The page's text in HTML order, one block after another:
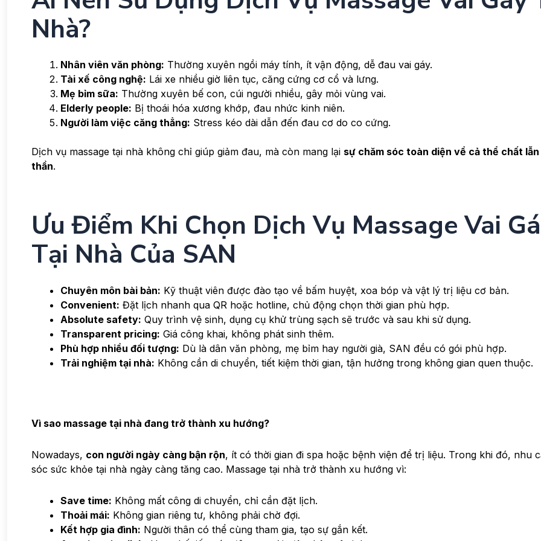
Nhà?
Nhân viên văn phòng: Thường xuyên ngồi máy tính, ít vận động, dễ đau vai gáy.
Tài xế công nghệ: Lái xe nhiều giờ liên tục, căng cứng cơ cổ và lưng.
Mẹ bỉm sữa: Thường xuyên bế con, cúi người nhiều, gây mỏi vùng vai.
Elderly people: Bị thoái hóa xương khớp, đau nhức kinh niên.
Người làm việc căng thẳng: Stress kéo dài dẫn đến đau cơ do co cứng.
Dịch vụ massage tại nhà không chỉ giúp giảm đau, mà còn mang lại sự chăm sóc toàn diện về cả thể chất
thần.
Ưu Điểm Khi Chọn Dịch Vụ Massage Vai
Tại Nhà Của SAN
Chuyên môn bài bản: Kỹ thuật viên được đào tạo về bấm huyệt, xoa bóp và vật lý trị liệu cơ bản.
Convenient: Đặt lịch nhanh qua QR hoặc hotline, chủ động chọn thời gian phù hợp.
Absolute safety: Quy trình vệ sinh, dụng cụ khử trùng sạch sẽ trước và sau khi sử dụng.
Transparent pricing: Giá công khai, không phát sinh thêm.
Phù hợp nhiều đối tượng: Dù là dân văn phòng, mẹ bỉm hay người già, SAN đều có gói phù hợp.
Trải nghiệm tại nhà: Không cần di chuyển, tiết kiệm thời gian, tận hưởng trong không gian quen thuộc.
Vì sao massage tại nhà đang trở thành xu hướng?
Nowadays, con người ngày càng bận rộn, ít có thời gian đi spa hoặc bệnh viện để trị liệu. Trong khi đó, nhu
sóc sức khỏe tại nhà ngày càng tăng cao. Massage tại nhà trở thành xu hướng vì:
Save time: Không mất công di chuyển, chỉ cần đặt lịch.
Thoải mái: Không gian riêng tư, không phải chờ đợi.
Kết hợp gia đình: Người thân có thể cùng tham gia, tạo sự gắn kết.